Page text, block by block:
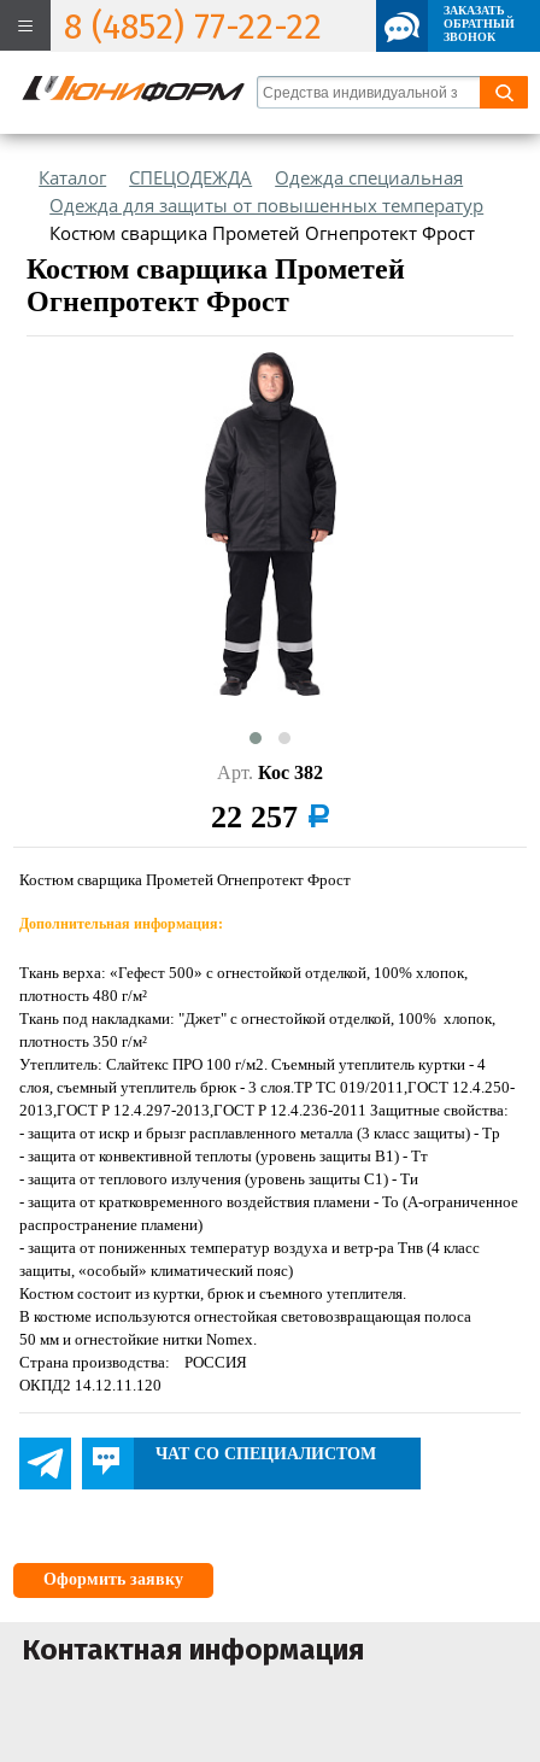
8 (4852) 77-22-22
ЗАКАЗАТЬ
ОБРАТНЫЙ
ЗВОНОК
Каталог СПЕЦОДЕЖДА
Одежда специальная
Одежда для защиты от повышенных температур
Костюм сварщика Прометей Огнепротект Фрост
Костюм сварщика Прометей
Огнепротект Фрост
Арт. Кос 382
22 257 a
Костюм сварщика Прометей Огнепротект Фрост
Дополнительная информация:
Ткань верха: «Гефест 500» с огнестойкой отделкой, 100% хлопок,
плотность 480 г/м²
Ткань под накладками: "Джет" с огнестойкой отделкой, 100% хлопок,
плотность 350 г/м²
Утеплитель: Слайтекс ПРО 100 г/м2. Съемный утеплитель куртки - 4
слоя, съемный утеплитель брюк - 3 слоя.ТР ТС 019/2011,ГОСТ 12.4.250-
2013,ГОСТ Р 12.4.297-2013,ГОСТ Р 12.4.236-2011 Защитные свойства:
- защита от искр и брызг расплавленного металла (3 класс защиты) - Тр
- защита от конвективной теплоты (уровень защиты В1) - Тт
- защита от теплового излучения (уровень защиты С1) - Ти
- защита от кратковременного воздействия пламени - То (А-ограниченное
распространение пламени)
- защита от пониженных температур воздуха и ветр-ра Тнв (4 класс
защиты, «особый» климатический пояс)
Костюм состоит из куртки, брюк и съемного утеплителя.
В костюме используются огнестойкая световозвращающая полоса
50 мм и огнестойкие нитки Nomex.
Страна производства: РОССИЯ
ОКПД2 14.12.11.120
ЧАТ СО СПЕЦИАЛИСТОМ
Оформить заявку
Контактная информация